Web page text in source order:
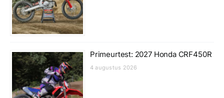
Primeurtest: 2027 Honda CRF450R
4 augustus 2026